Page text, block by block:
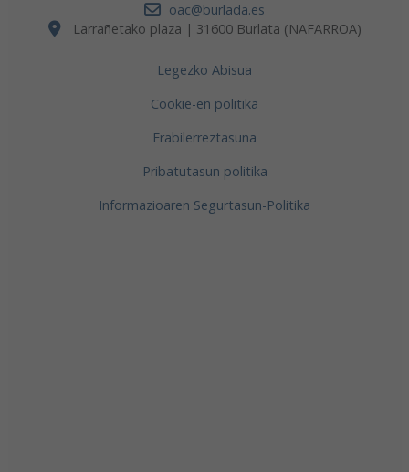
oac@burlada.es
Larrañetako plaza | 31600 Burlata (NAFARROA)
Legezko Abisua
Cookie-en politika
Erabilerreztasuna
Pribatutasun politika
Informazioaren Segurtasun-Politika